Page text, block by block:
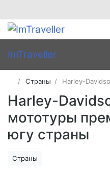
ImTraveller
Страны Harley-
Harley-
мототуры
югу страны
Страны